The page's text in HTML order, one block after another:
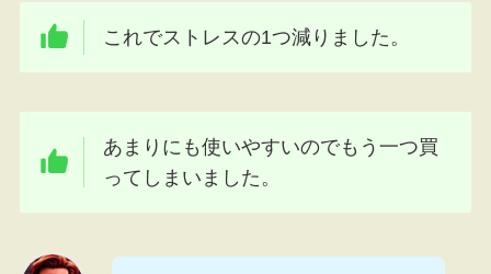
これでストレスの1つ減りました。
あまりにも使いやすいのでもう一つ買
ってしまいました。